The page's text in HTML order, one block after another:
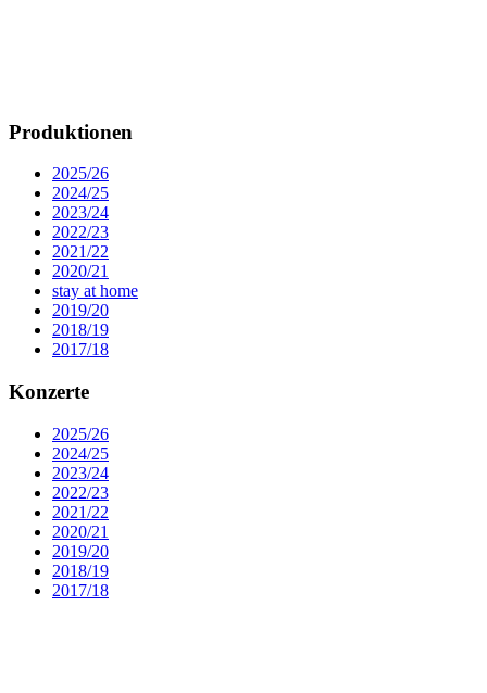
Produktionen
2025/26
2024/25
2023/24
2022/23
2021/22
2020/21
stay at home
2019/20
2018/19
2017/18
Konzerte
2025/26
2024/25
2023/24
2022/23
2021/22
2020/21
2019/20
2018/19
2017/18